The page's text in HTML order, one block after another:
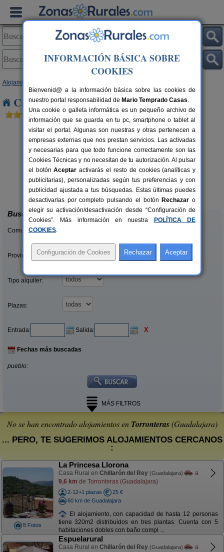
Alojamientos
Casas Rurales cerca de Torronteras
6-160+5 pers.
desde17 €
Albergue Rural El Autillo
Orea (Guadalajara)
Buscar
Comunidades:
Provincias/Islas:
Tipo alquiler:
Plazas:
Entrada: Salida: X
Fechas más buscadas
pueblo:
MÁS FILTROS
No se han encontrado alojamientos en Torronteras(Guadalajara)
... PERO, TE SUGERIMOS ALOJAMIENTOS CERCANOS
:
8 Fotos
La Princesa Llorona
Casa Rural en Chillarón del Rey (Guadalajara)
a
9,6 km de Torronteras (Guadalajara)
2-12+1 plazas
25 €
60 km de Guadalajara
El alojamiento, con capacidad de hasta 12 personas
tiene 320m2 distribuidos en tres plantas. Cuenta con 5
habitaciones dobles con baño compl ...
Espuelarural
Casa Rural en Chillarón del Rey (Guadalajara)
a
INFORMACIÓN BÁSICA SOBRE
COOKIES
Bienvenid@ a la información básica sobre las cookies de
nuestro portal responsabilidad de Mario Temprado Casas.
Una cookie o galleta informática es un pequeño archivo de
información que se guarda en tu pc, smartphone o tablet al
visitar el portal. Algunas son nuestras y otras pertenecen a
empresas externas que nos prestan servicios. Las activadas
y necesarias para que todo funcione correctamente son las
Cookies Técnicas y no necesitan de tu autorización. Al pulsar
el botónAceptar activarás el resto de cookies (analíticas y
publicitarias), personalizadas según tus preferencias y con
publicidad ajustada a tus búsquedas. Estas últimas puedes
desactivarlas por completo pulsando el botón Rechazar o
elegir su activación/desactivación desde “Configuración de
Cookies”. Más información en nuestra
POLÍTICA DE
COOKIES.